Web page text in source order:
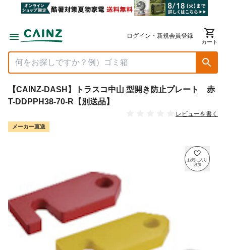
ログイン・新規会員登録
カート
【CAINZ-DASH】トラスコ中山 型開き防止プレート 赤
T-DDPPH38-70-R【別送品】
レビューを書く
メーカー直送